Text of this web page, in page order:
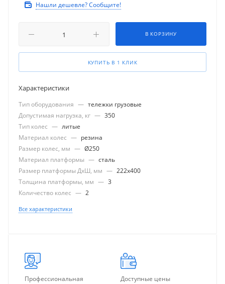
Нашли дешевле? Сообщите!
В КОРЗИНУ
КУПИТЬ В 1 КЛИК
Характеристики
Тип оборудования — тележки грузовые
Допустимая нагрузка, кг — 350
Тип колес — литые
Материал колес — резина
Размер колес, мм — Ø250
Материал платформы — сталь
Размер платформы ДхШ, мм — 222x400
Толщина платформы, мм — 3
Количество колес — 2
Все характеристики
Профессиональная
Доступные цены